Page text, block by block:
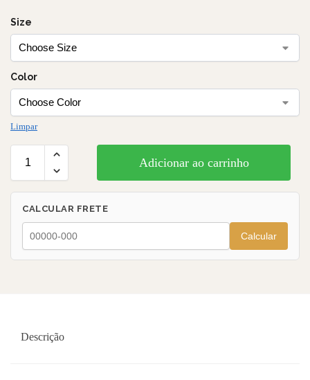
Size
Color
Limpar
Adicionar ao carrinho
CALCULAR FRETE
Calcular
Descrição